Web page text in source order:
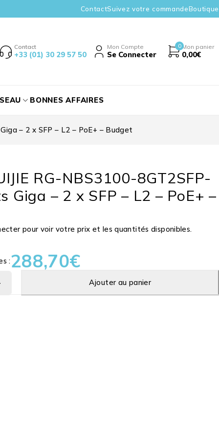
ContactSuivez votre commandeBoutique
Contact
+33 (01) 30 29 57 50
Mon Compte
Se Connecter
0 Mon panier
0,00€
BONNES AFFAIRES
– 2 x SFP – L2 – PoE+ – Budget
RG-NBS3100-8GT2SFP-
Giga – 2 x SFP – L2 – PoE+ –
pour voir votre prix et les quantités disponibles.
:288,70€
Ajouter au panier